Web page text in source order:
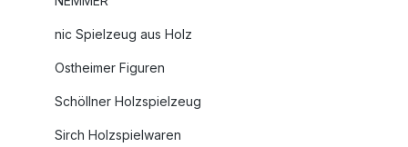
nic Spielzeug aus Holz
Ostheimer Figuren
Schöllner Holzspielzeug
Sirch Holzspielwaren